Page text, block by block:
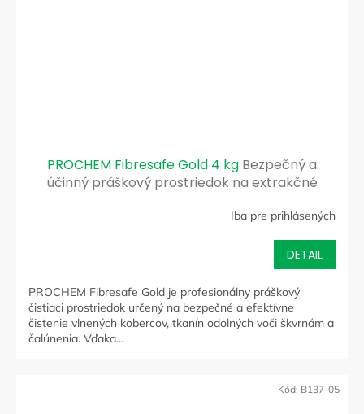
PROCHEM Fibresafe Gold 4 kg Bezpečný a
účinný práškový prostriedok na extrakčné
Iba pre prihlásených
DETAIL
PROCHEM Fibresafe Gold je profesionálny práškový
čistiaci prostriedok určený na bezpečné a efektívne
čistenie vlnených kobercov, tkanín odolných voči škvrnám a
čalúnenia. Vďaka...
Kód: B137-05